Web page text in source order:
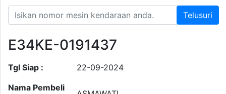
E34KE-0191437
Tgl Siap :
22-09-2024
Nama Pembeli